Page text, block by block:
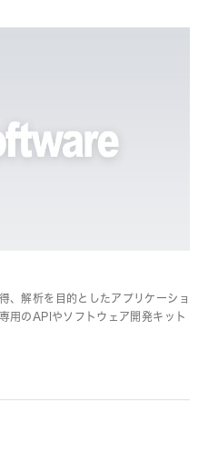
、解析を目的としたアプリケーショ
用のAPIやソフトウェア開発キット